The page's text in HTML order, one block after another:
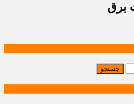
برق